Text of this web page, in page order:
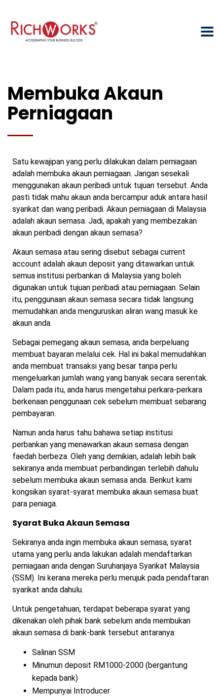
Membuka Akaun
Perniagaan
Satu kewajipan yang perlu dilakukan dalam perniagaan
adalah membuka akaun perniagaan. Jangan sesekali
menggunakan akaun peribadi untuk tujuan tersebut. Anda
pasti tidak mahu akaun anda bercampur aduk antara hasil
syarikat dan wang peribadi. Akaun perniagaan di Malaysia
adalah akaun semasa. Jadi, apakah yang membezakan
akaun peribadi dengan akaun semasa?
Akaun semasa atau sering disebut sebagai current
account adalah akaun deposit yang ditawarkan untuk
semua institusi perbankan di Malaysia yang boleh
digunakan untuk tujuan peribadi atau perniagaan. Selain
itu, penggunaan akaun semasa secara tidak langsung
memudahkan anda menguruskan aliran wang masuk ke
akaun anda.
Sebagai pemegang akaun semasa, anda berpeluang
membuat bayaran melalui cek. Hal ini bakal memudahkan
anda membuat transaksi yang besar tanpa perlu
mengeluarkan jumlah wang yang banyak secara serentak.
Dalam pada itu, anda harus mengetahui perkara-perkara
berkenaan penggunaan cek sebelum membuat sebarang
pembayaran.
Namun anda harus tahu bahawa setiap institusi
perbankan yang menawarkan akaun semasa dengan
faedah berbeza. Oleh yang demikian, adalah lebih baik
sekiranya anda membuat perbandingan terlebih dahulu
sebelum membuka akaun semasa anda. Berikut kami
kongsikan syarat-syarat membuka akaun semasa buat
para peniaga.
Syarat Buka Akaun Semasa
Sekiranya anda ingin membuka akaun semasa, syarat
utama yang perlu anda lakukan adalah mendaftarkan
perniagaan anda dengan Suruhanjaya Syarikat Malaysia
(SSM). Ini kerana mereka perlu merujuk pada pendaftaran
syarikat anda dahulu.
Untuk pengetahuan, terdapat beberapa syarat yang
dikenakan oleh pihak bank sebelum anda membukan
akaun semasa di bank-bank tersebut antaranya:
Salinan SSM
Minumun deposit RM1000-2000 (bergantung
kepada bank)
Mempunyai Introducer